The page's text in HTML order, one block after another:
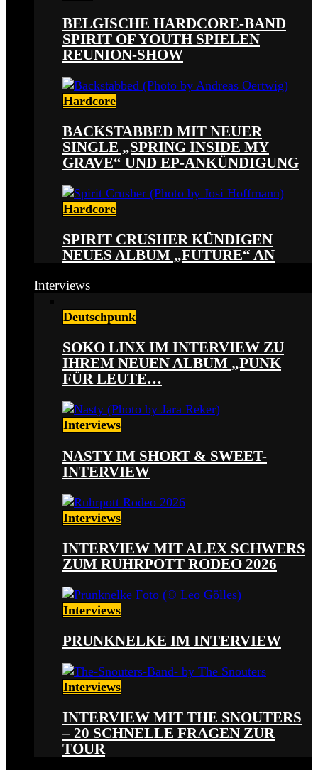
BELGISCHE HARDCORE-BAND
SPIRIT OF YOUTH SPIELEN
REUNION-SHOW
Hardcore
BACKSTABBED MIT NEUER
SINGLE „SPRING INSIDE MY
GRAVE“ UND EP-ANKÜNDIGUNG
Hardcore
SPIRIT CRUSHER KÜNDIGEN
NEUES ALBUM „FUTURE“ AN
Interviews
Deutschpunk
SOKO LINX IM INTERVIEW ZU
IHREM NEUEN ALBUM „PUNK
FÜR LEUTE…
Interviews
NASTY IM SHORT & SWEET-
INTERVIEW
Interviews
INTERVIEW MIT ALEX SCHWERS
ZUM RUHRPOTT RODEO 2026
Interviews
PRUNKNELKE IM INTERVIEW
Interviews
INTERVIEW MIT THE SNOUTERS
– 20 SCHNELLE FRAGEN ZUR
TOUR